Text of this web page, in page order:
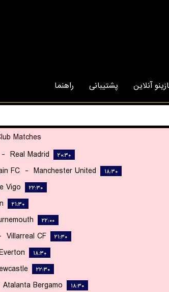
آنلاین پشتیبانی راهنما
Matches
- Real Madrid ۲۰:۳۰
FC - Manchester United ۱۸:۳۰
Vigo ۲۲:۳۰
۲۱:۳۰
۲۲:۰۰
Villarreal CF ۲۱:۳۰
۱۸:۳۰
۲۲:۳۰
Atalanta Bergamo ۱۸:۳۰